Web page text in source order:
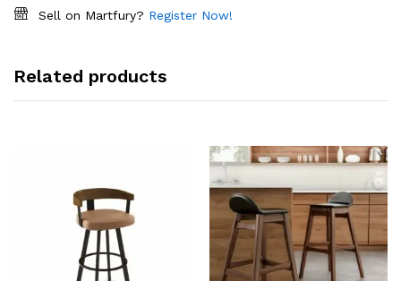
Sell on Martfury? Register Now!
Related products